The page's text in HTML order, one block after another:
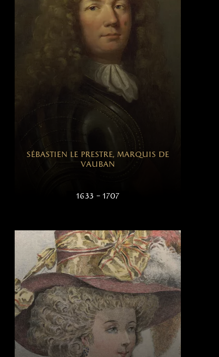
sébastien le prestre, marquis de
vauban
1633 – 1707